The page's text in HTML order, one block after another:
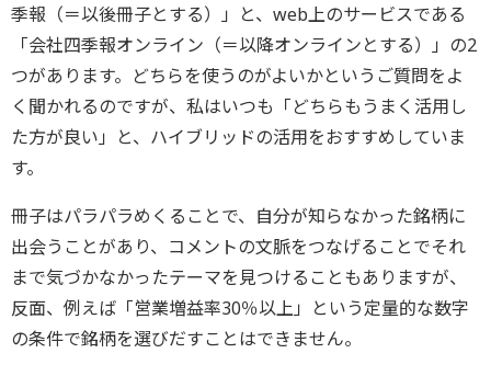
季報（＝以後冊子とする）」と、web上のサービスである
「会社四季報オンライン（＝以降オンラインとする）」の2
つがあります。どちらを使うのがよいかというご質問をよ
く聞かれるのですが、私はいつも「どちらもうまく活用し
た方が良い」と、ハイブリッドの活用をおすすめしていま
す。
冊子はパラパラめくることで、自分が知らなかった銘柄に
出会うことがあり、コメントの文脈をつなげることでそれ
まで気づかなかったテーマを見つけることもありますが、
反面、例えば「営業増益率30％以上」という定量的な数字
の条件で銘柄を選びだすことはできません。